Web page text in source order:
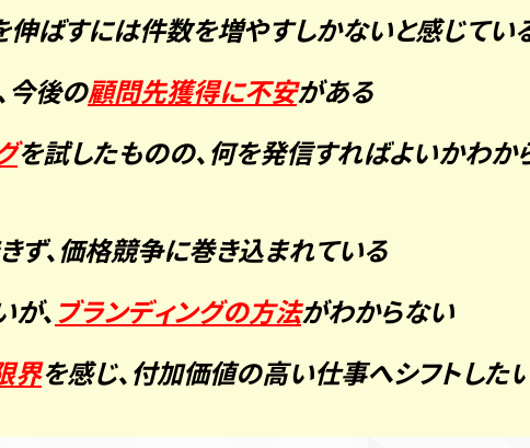
伸ばすには件数を増やすしかないと感じてい
今後の顧問先獲得に不安がある
を試したものの、何を発信すればよいかわか
ず、価格競争に巻き込まれている
、 ブランディングの方法がわからない
界を感じ、付加価値の高い仕事へシフトした